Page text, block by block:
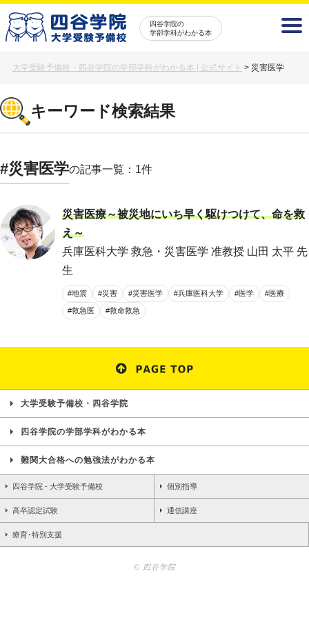
四谷学院の
学部学科がわかる本
大学受験予備校・四谷学院の学部学科がわかる本 | 公式サイト > 災害医学
キーワード検索結果
#災害医学の記事一覧：1件
災害医療～被災地にいち早く駆けつけて、命を救
え～
兵庫医科大学 救急・災害医学 准教授 山田 太平 先
生
#地震 #災害 #災害医学 #兵庫医科大学 #医学 #医療
#救急医 #救命救急
大学受験予備校・四谷学院
四谷学院の学部学科がわかる本
難関大合格への勉強法がわかる本
四谷学院 - 大学受験予備校 個別指導
高卒認定試験 通信講座
療育･特別支援
© 四谷学院